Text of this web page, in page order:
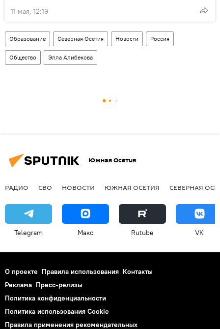
11 мая, 12:19
Образование Северная Осетия Новости Россия
Общество Элла Алибекова
Южная Осетия
РАДИО СВО НОВОСТИ ЮЖНАЯ ОСЕТИЯ СЕВЕРНАЯ
Telegram Макс Rutube VK
О проекте Правила использования Контакты
Реклама Пресс-релизы
Политика конфиденциальности
Политика использования Cookie
Правила применения рекомендательных